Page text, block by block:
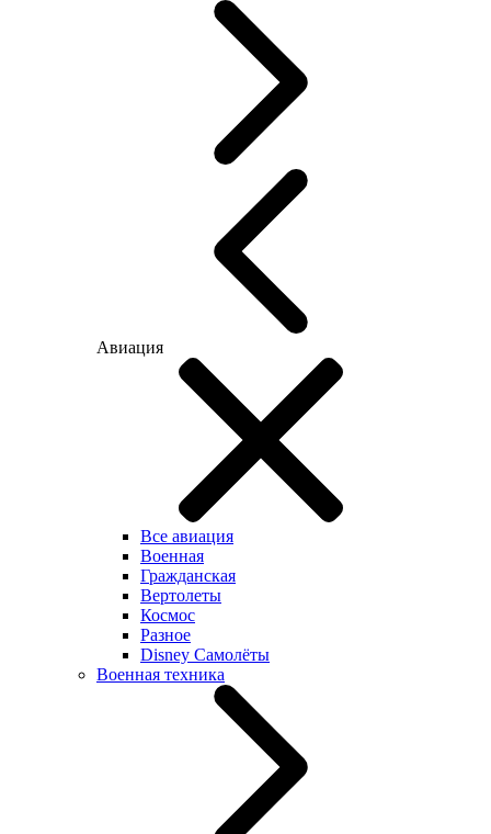
Авиация
Все авиация
Военная
Гражданская
Вертолеты
Космос
Разное
Disney Самолёты
Военная техника